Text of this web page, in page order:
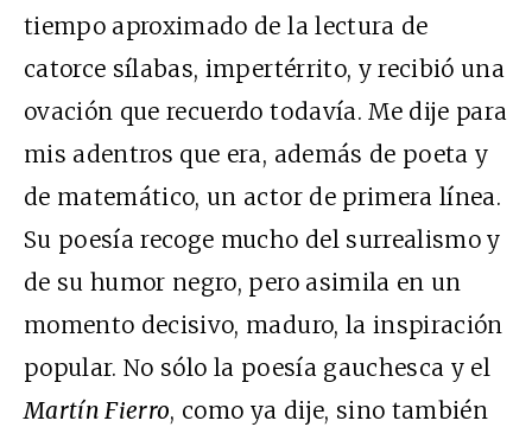
tiempo aproximado de la lectura de
catorce sílabas, impertérrito, y recibió una
ovación que recuerdo todavía. Me dije para
mis adentros que era, además de poeta y
de matemático, un actor de primera línea.
Su poesía recoge mucho del surrealismo y
de su humor negro, pero asimila en un
momento decisivo, maduro, la inspiración
popular. No sólo la poesía gauchesca y el
Martín Fierro, como ya dije, sino también